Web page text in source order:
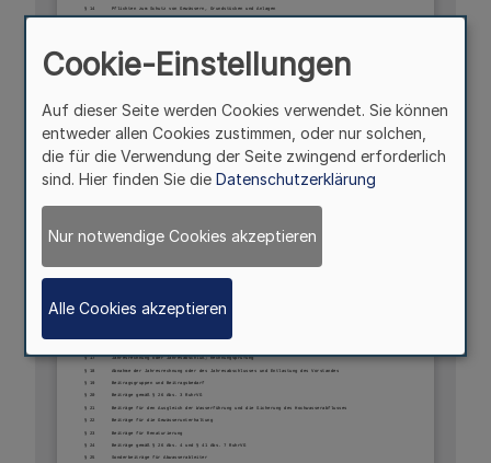
Cookie-Einstellungen
Auf dieser Seite werden Cookies verwendet. Sie können
entweder allen Cookies zustimmen, oder nur solchen,
die für die Verwendung der Seite zwingend erforderlich
sind. Hier finden Sie die Datenschutzerklärung
Nur notwendige Cookies akzeptieren
Alle Cookies akzeptieren